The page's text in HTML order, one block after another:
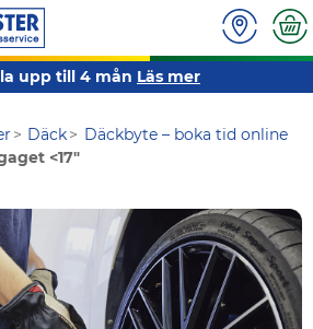
upp till 4 mån Läs mer
Däck
Däckbyte – boka tid online
<17"